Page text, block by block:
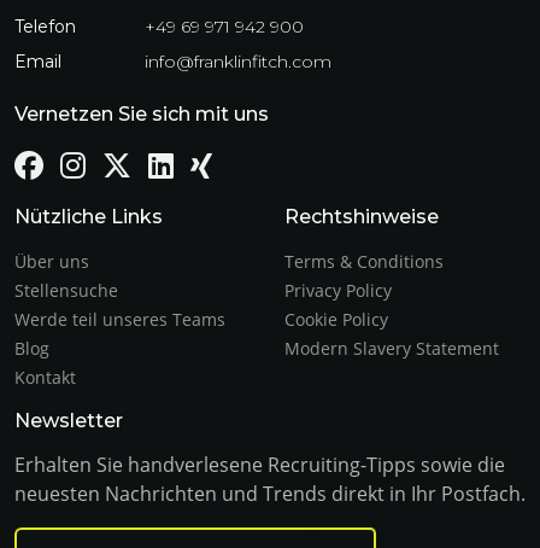
Telefon
+49 69 971 942 900
Email
info@franklinfitch.com
Vernetzen Sie sich mit uns
Nützliche Links
Über uns
Stellensuche
Werde teil unseres Teams
Blog
Kontakt
Rechtshinweise
Terms & Conditions
Privacy Policy
Cookie Policy
Modern Slavery Statement
Newsletter
Erhalten Sie handverlesene Recruiting-Tipps sowie die
neuesten Nachrichten und Trends direkt in Ihr Postfach.